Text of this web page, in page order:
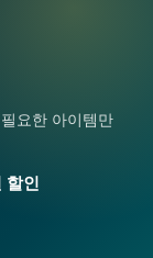
요한 아이템만
할인